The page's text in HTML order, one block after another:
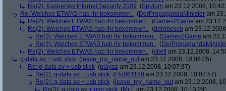
Re(2): Kaspersky Internet Security 2009 (Sputum am 23.12.2008,
Re: Welches ETWAS hab ihr bekommen.. (DerPropagandaMinister am
Re(2): Welches ETWAS hab ihr bekommen.. (Games2Game am
Re(2): Welches ETWAS hab ihr bekommen.. (ddrobesch am
Re(3): Welches ETWAS hab ihr bekommen.. (Games2Game am
Re(3): Welches ETWAS hab ihr bekommen.. (
Re(2): Welches ETWAS hab ihr bekommen.. (stiefl am 23.12.2008,
g-data av + usb stick ( leave_my_name_out am 23.12.2008, 10:06:05)
Re: g-data av + usb stick (playaz am 23.12.2008, 10:07:37)
Re(2): g-data av + usb stick (Flo061180 am 23.12.2008, 10:07:57)
Re(2): g-data av + usb stick ( leave_my_name_out am 23.12.2008,
Re(3): g-data av + usb stick (Mr L am 23.12.2008, 10:13:24)